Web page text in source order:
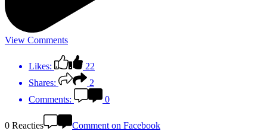
View Comments
Likes:
22
Shares:
2
Comments:
0
0 Reacties
Comment on Facebook